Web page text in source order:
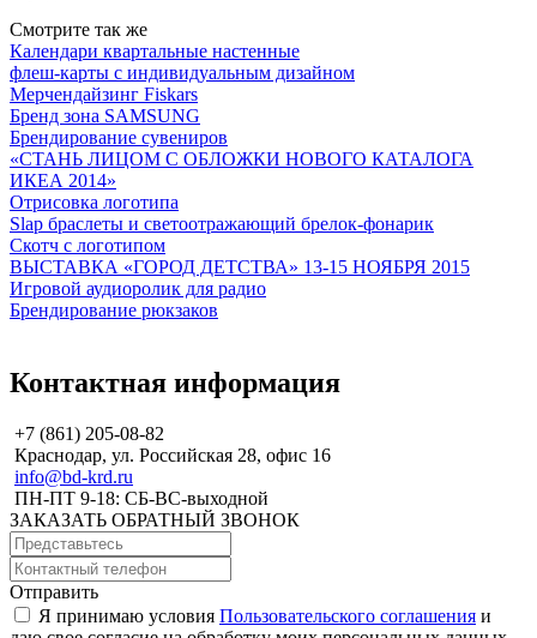
Смотрите так же
Календари квартальные настенные
флеш-карты с индивидуальным дизайном
Мерчендайзинг Fiskars
Бренд зона SAMSUNG
Брендирование сувениров
«СТАНЬ ЛИЦОМ С ОБЛОЖКИ НОВОГО КАТАЛОГА
ИКЕА 2014»
Отрисовка логотипа
Slap браслеты и светоотражающий брелок-фонарик
Скотч с логотипом
ВЫСТАВКА «ГОРОД ДЕТСТВА» 13-15 НОЯБРЯ 2015
Игровой аудиоролик для радио
Брендирование рюкзаков
Контактная информация
+7 (861) 205-08-82
Краснодар, ул. Российская 28, офис 16
info@bd-krd.ru
ПН-ПТ 9-18: СБ-ВС-выходной
ЗАКАЗАТЬ ОБРАТНЫЙ ЗВОНОК
Отправить
Я принимаю условия Пользовательского соглашения и